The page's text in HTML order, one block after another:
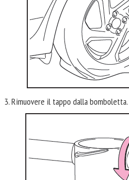
3. Rimuovere il tappo dalla bomboletta.